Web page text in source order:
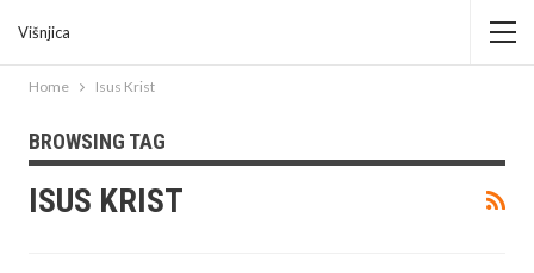
Višnjica
Home Isus Krist
BROWSING TAG
ISUS KRIST